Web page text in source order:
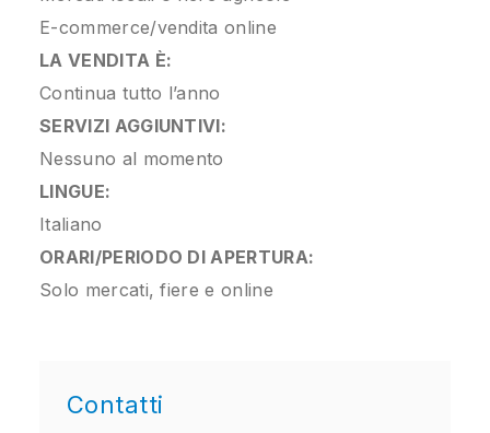
E-commerce/vendita online
LA VENDITA È:
Continua tutto l’anno
SERVIZI AGGIUNTIVI:
Nessuno al momento
LINGUE:
Italiano
ORARI/PERIODO DI APERTURA:
Solo mercati, fiere e online
Contatti